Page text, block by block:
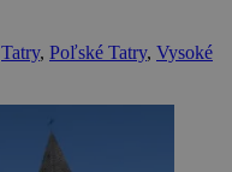
Tatry, Poľské Tatry, Vysoké